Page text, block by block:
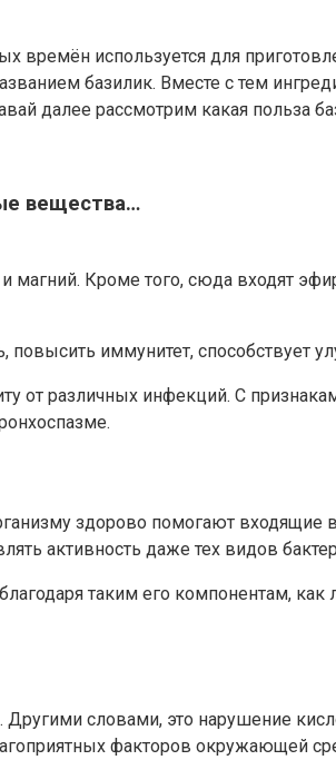
времён используется для
базилик. Вместе с тем
далее рассмотрим какая польза
вещества…
магний. Кроме того, сюда входят
повысить иммунитет,
от различных инфекций. С
здорово помогают входящие
активность даже тех видов
таким его компонентам,
Другими словами, это нарушение
факторов окружающей